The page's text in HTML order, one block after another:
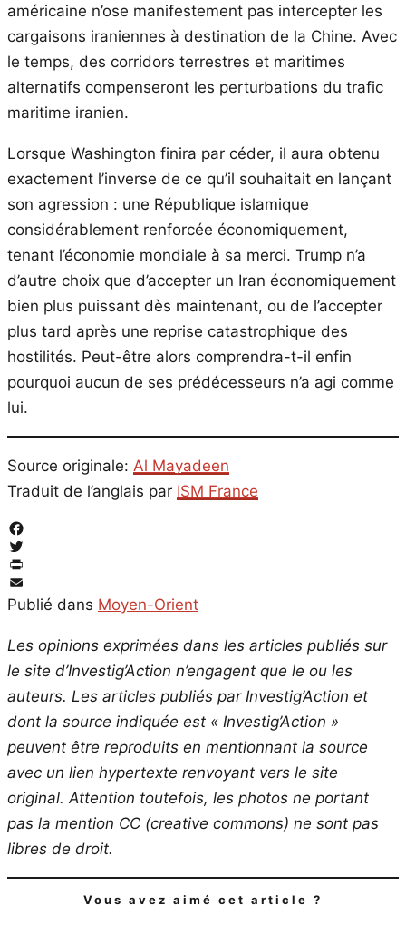
américaine n’ose manifestement pas intercepter les
cargaisons iraniennes à destination de la Chine. Avec
le temps, des corridors terrestres et maritimes
alternatifs compenseront les perturbations du trafic
maritime iranien.
Lorsque Washington finira par céder, il aura obtenu
exactement l’inverse de ce qu’il souhaitait en lançant
son agression : une République islamique
considérablement renforcée économiquement,
tenant l’économie mondiale à sa merci. Trump n’a
d’autre choix que d’accepter un Iran économiquement
bien plus puissant dès maintenant, ou de l’accepter
plus tard après une reprise catastrophique des
hostilités. Peut-être alors comprendra-t-il enfin
pourquoi aucun de ses prédécesseurs n’a agi comme
lui.
Source originale: Al Mayadeen
Traduit de l’anglais par ISM France
Facebook
Twitter
PrintFriendly
Email
Publié dans Moyen-Orient
Les opinions exprimées dans les articles publiés sur
le site d’Investig’Action n’engagent que le ou les
auteurs. Les articles publiés par Investig’Action et
dont la source indiquée est « Investig’Action »
peuvent être reproduits en mentionnant la source
avec un lien hypertexte renvoyant vers le site
original. Attention toutefois, les photos ne portant
pas la mention CC (creative commons) ne sont pas
libres de droit.
Vous avez aimé cet article ?